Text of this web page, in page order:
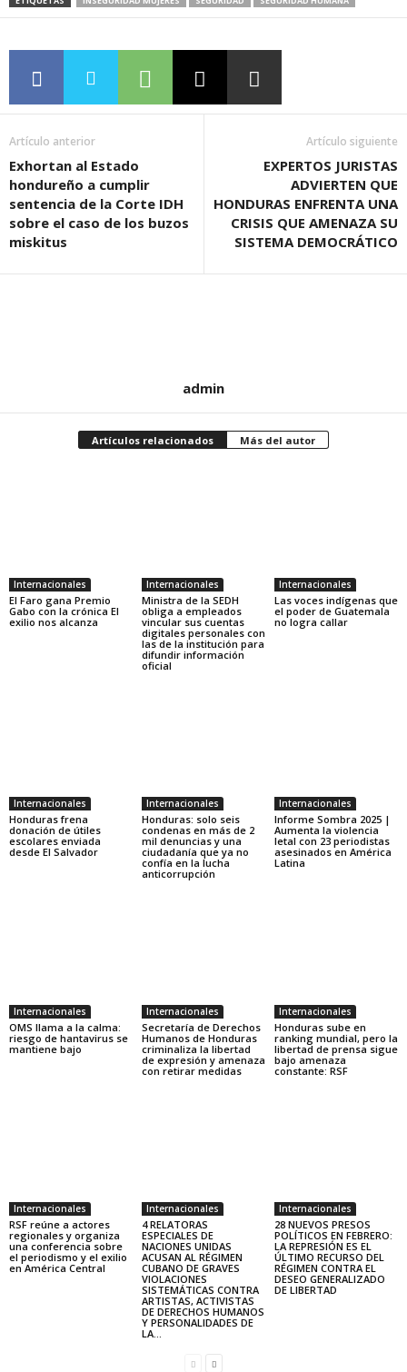
Artículo anterior
Exhortan al Estado
hondureño a cumplir
sentencia de la Corte IDH
sobre el caso de los buzos
miskitus
Artículo siguiente
EXPERTOS JURISTAS
ADVIERTEN QUE
HONDURAS ENFRENTA UNA
CRISIS QUE AMENAZA SU
SISTEMA DEMOCRÁTICO
admin
Artículos relacionados Más del autor
Internacionales
El Faro gana Premio
Gabo con la crónica El
exilio nos alcanza
Internacionales
Ministra de la SEDH
obliga a empleados
vincular sus cuentas
digitales personales con
las de la institución para
difundir información
oficial
Internacionales
Las voces indígenas que
el poder de Guatemala
no logra callar
Internacionales
Honduras frena
donación de útiles
escolares enviada
desde El Salvador
Internacionales
Honduras: solo seis
condenas en más de 2
mil denuncias y una
ciudadanía que ya no
confía en la lucha
anticorrupción
Internacionales
Informe Sombra 2025 |
Aumenta la violencia
letal con 23 periodistas
asesinados en América
Latina
Internacionales
OMS llama a la calma:
riesgo de hantavirus se
mantiene bajo
Internacionales
Secretaría de Derechos
Humanos de Honduras
criminaliza la libertad
de expresión y amenaza
con retirar medidas
Internacionales
Honduras sube en
ranking mundial, pero la
libertad de prensa sigue
bajo amenaza
constante: RSF
Internacionales
RSF reúne a actores
regionales y organiza
una conferencia sobre
el periodismo y el exilio
en América Central
Internacionales
4 RELATORAS
ESPECIALES DE
NACIONES UNIDAS
ACUSAN AL RÉGIMEN
CUBANO DE GRAVES
VIOLACIONES
SISTEMÁTICAS CONTRA
ARTISTAS, ACTIVISTAS
DE DERECHOS HUMANOS
Y PERSONALIDADES DE
LA...
Internacionales
28 NUEVOS PRESOS
POLÍTICOS EN FEBRERO:
LA REPRESIÓN ES EL
ÚLTIMO RECURSO DEL
RÉGIMEN CONTRA EL
DESEO GENERALIZADO
DE LIBERTAD